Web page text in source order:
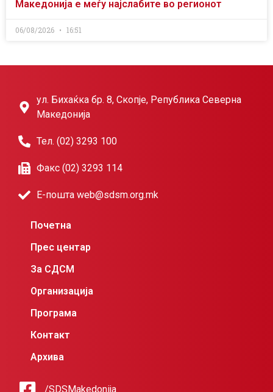
Македонија е меѓу најслабите во регионот
06/08/2026 16:51
ул. Бихаќка бр. 8, Скопје, Република Северна
Македонија
Тел. (02) 3293 100
Факс (02) 3293 114
Е-пошта web@sdsm.org.mk
Почетна
Прес центар
За СДСМ
Организација
Програма
Контакт
Архива
/SDSMakedonija